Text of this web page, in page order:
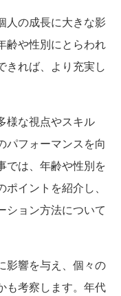
人の成長に大きな影
齢や性別にとらわれ
きれば、より充実し
様な視点やスキル
パフォーマンスを向
では、年齢や性別を
イントを紹介し、
ション方法について
影響を与え、個々の
も考察します。年代